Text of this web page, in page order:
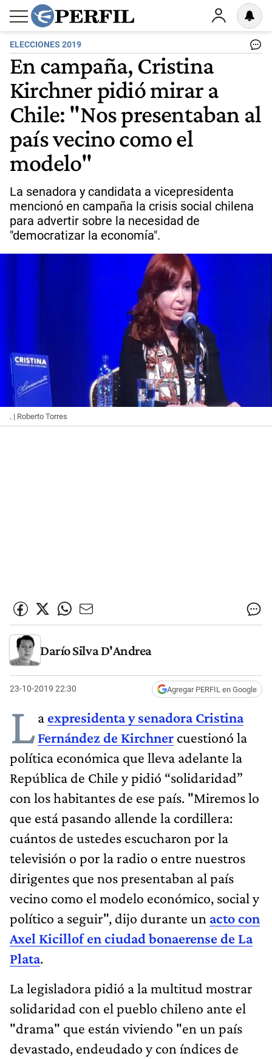
ELECCIONES 2019
En campaña, Cristina
Kirchner pidió mirar a
Chile: "Nos presentaban al
país vecino como el
modelo"
La senadora y candidata a vicepresidenta
mencionó en campaña la crisis social chilena
para advertir sobre la necesidad de
"democratizar la economía".
. | Roberto Torres
Darío Silva D'Andrea
23-10-2019 22:30 Agregar PERFIL en Google
La expresidenta y senadora Cristina
Fernández de Kirchner cuestionó la
política económica que lleva adelante la
República de Chile y pidió “solidaridad”
con los habitantes de ese país. "Miremos lo
que está pasando allende la cordillera:
cuántos de ustedes escucharon por la
televisión o por la radio o entre nuestros
dirigentes que nos presentaban al país
vecino como el modelo económico, social y
político a seguir", dijo durante un acto con
Axel Kicillof en ciudad bonaerense de La
Plata.
La legisladora pidió a la multitud mostrar
solidaridad con el pueblo chileno ante el
"drama" que están viviendo "en un país
devastado, endeudado y con índices de